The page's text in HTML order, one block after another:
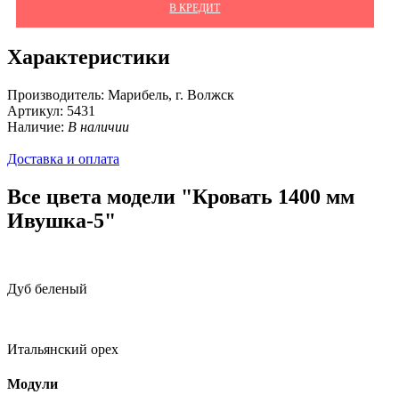
В КРЕДИТ
Характеристики
Производитель: Марибель, г. Волжск
Артикул: 5431
Наличие: В наличии
Доставка и оплата
Все цвета модели "Кровать 1400 мм
Ивушка-5"
Дуб беленый
Итальянский орех
Модули